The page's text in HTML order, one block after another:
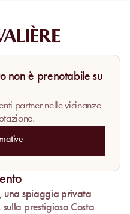
non è prenotabile su
partner nelle vicinanze
una spiaggia privata
prestigiosa Costa